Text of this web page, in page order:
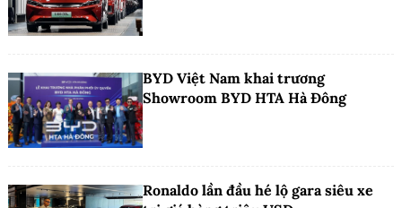
BYD Việt Nam khai trương
Showroom BYD HTA Hà Đông
Ronaldo lần đầu hé lộ gara siêu xe